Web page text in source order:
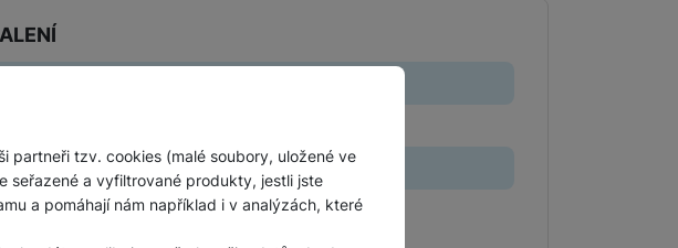
partneři tzv. cookies (malé soubory, uložené ve
seřazené a vyfiltrované produkty, jestli jste
a pomáhají nám například i v analýzách, které
Šířka balení 6,14 CM
Výška balení 29 CM